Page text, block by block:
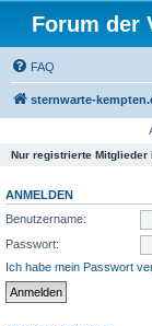
Forum der
FAQ
sternwarte-
Nur registrierte Mitglieder
ANMELDEN
Benutzername:
Passwort:
Ich habe mein Passwort